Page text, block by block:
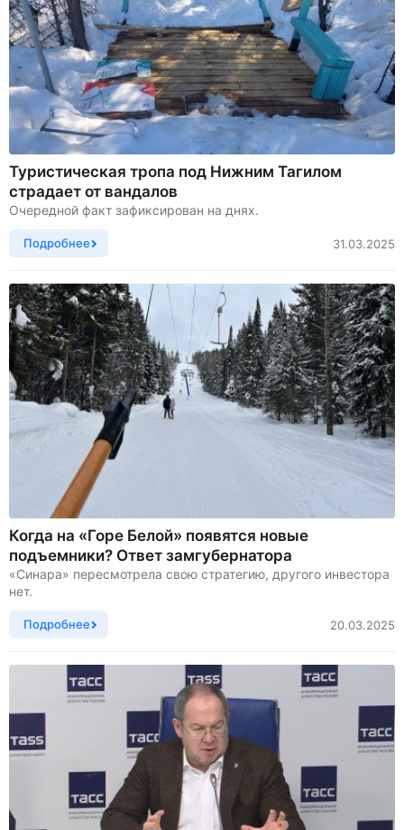
Туристическая тропа под Нижним Тагилом
страдает от вандалов
Очередной факт зафиксирован на днях.
Подробнее 31.03.2025
Когда на «Горе Белой» появятся новые
подъемники? Ответ замгубернатора
«Синара» пересмотрела свою стратегию, другого инвестора
нет.
Подробнее 20.03.2025